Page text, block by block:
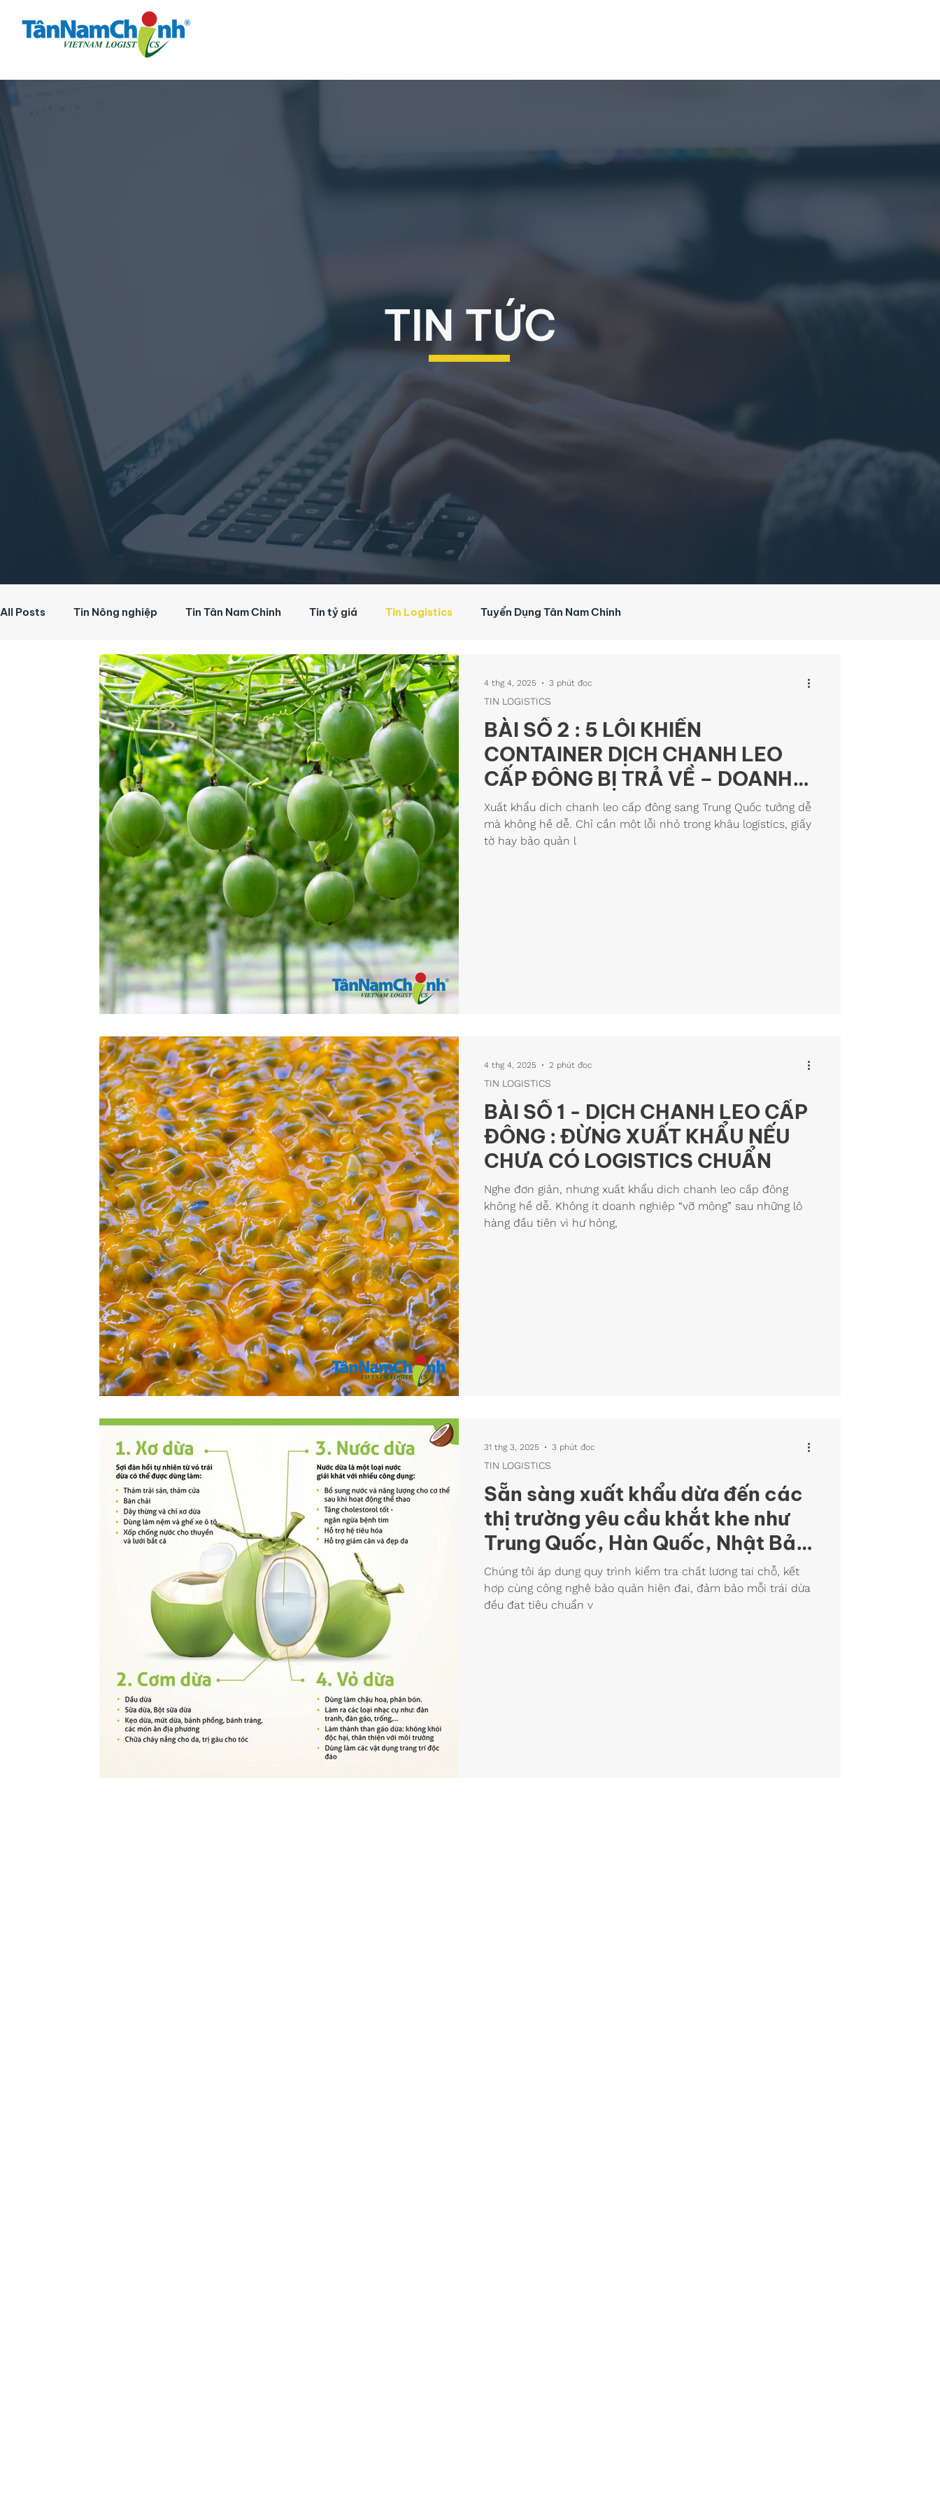
TIN TỨC
All Posts Tin Nông nghiệp Tin Tân Nam Chinh Tin tỷ giá Tin Logistics Tuyển Dụng Tân Nam Chinh
BÀI SỐ 2 : 5 LỖI KHIẾN
CONTAINER DỊCH CHANH LEO
CẤP ĐÔNG BỊ TRẢ VỀ – DOANH
NGHIỆP MỚI NÊN TRÁNH
Xuất khẩu dịch chanh leo cấp đông sang Trung Quốc tưởng dễ
mà không hề dễ. Chỉ cần một lỗi nhỏ trong khâu logistics, giấy
tờ hay bảo quản l
TIN LOGISTICS
4 thg 4, 2025 3 phút đọc
BÀI SỐ 1 - DỊCH CHANH LEO CẤP
ĐÔNG : ĐỪNG XUẤT KHẨU NẾU
CHƯA CÓ LOGISTICS CHUẨN
Nghe đơn giản, nhưng xuất khẩu dịch chanh leo cấp đông
không hề dễ. Không ít doanh nghiệp “vỡ mộng” sau những lô
hàng đầu tiên vì hư hỏng,
TIN LOGISTICS
4 thg 4, 2025 2 phút đọc
Sẵn sàng xuất khẩu dừa đến các
thị trường yêu cầu khắt khe như
Trung Quốc, Hàn Quốc, Nhật Bản
và Trung Đông.
Chúng tôi áp dụng quy trình kiểm tra chất lượng tại chỗ, kết
hợp cùng công nghệ bảo quản hiện đại, đảm bảo mỗi trái dừa
đều đạt tiêu chuẩn v
TIN LOGISTICS
31 thg 3, 2025 3 phút đọc